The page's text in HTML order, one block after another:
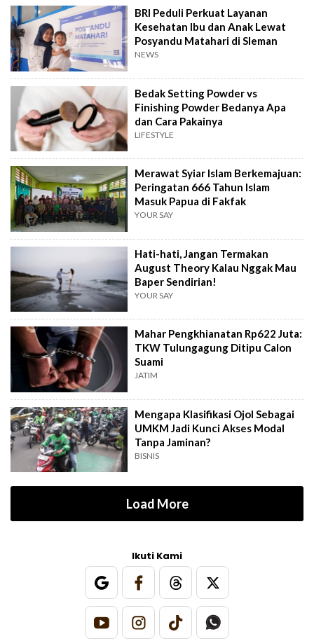
BRI Peduli Perkuat Layanan
Kesehatan Ibu dan Anak Lewat
Posyandu Matahari di Sleman
NEWS
Bedak Setting Powder vs
Finishing Powder Bedanya Apa
dan Cara Pakainya
LIFESTYLE
Merawat Syiar Islam Berkemajuan:
Peringatan 666 Tahun Islam
Masuk Papua di Fakfak
YOUR SAY
Hati-hati, Jangan Termakan
August Theory Kalau Nggak Mau
Baper Sendirian!
YOUR SAY
Mahar Pengkhianatan Rp622 Juta:
TKW Tulungagung Ditipu Calon
Suami
JATIM
Mengapa Klasifikasi Ojol Sebagai
UMKM Jadi Kunci Akses Modal
Tanpa Jaminan?
BISNIS
Load More
Ikuti Kami